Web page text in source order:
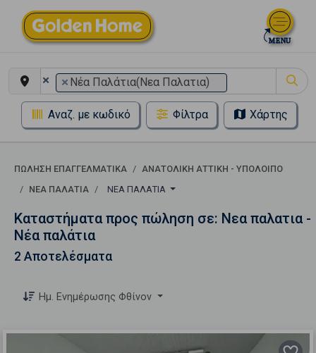
× × Νέα Παλάτια(Νεα Παλατια)
Αναζ. με κωδικό Φίλτρα Χάρτης
ΠΏΛΗΣΗ ΕΠΑΓΓΕΛΜΑΤΙΚΆ
ΑΝΑΤΟΛΙΚΗ ΑΤΤΙΚΗ - ΥΠΟΛΟΙΠΟ
ΝΕΑ ΠΑΛΑΤΙΑ
ΝΈΑ ΠΑΛΆΤΙΑ
Καταστήματα προς πώληση σε: Νεα παλατια -
Νέα παλάτια
2 Αποτελέσματα
Ημ. Ενημέρωσης Φθίνον